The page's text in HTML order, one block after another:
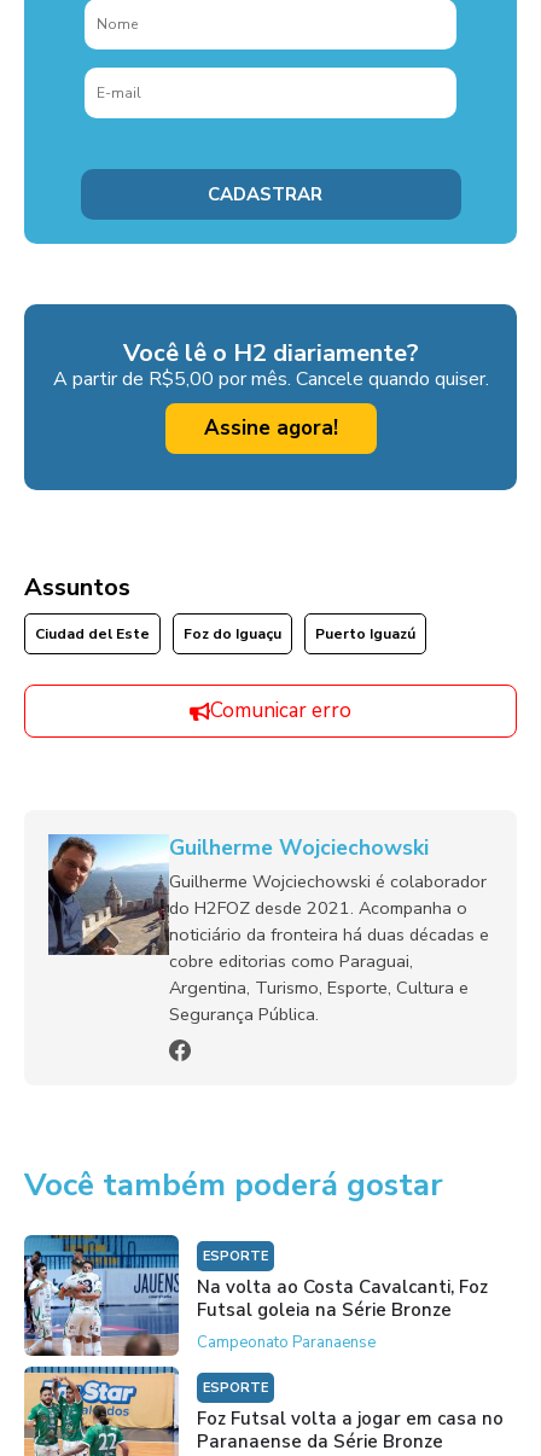
Você lê o H2 diariamente?
A partir de R$5,00 por mês. Cancele quando quiser.
Assine agora!
Assuntos
Ciudad del Este Foz do Iguaçu Puerto Iguazú
Comunicar erro
Guilherme Wojciechowski
Guilherme Wojciechowski é colaborador
do H2FOZ desde 2021. Acompanha o
noticiário da fronteira há duas décadas e
cobre editorias como Paraguai,
Argentina, Turismo, Esporte, Cultura e
Segurança Pública.
Você também poderá gostar
ESPORTE
Na volta ao Costa Cavalcanti, Foz
Futsal goleia na Série Bronze
Campeonato Paranaense
ESPORTE
Foz Futsal volta a jogar em casa no
Paranaense da Série Bronze